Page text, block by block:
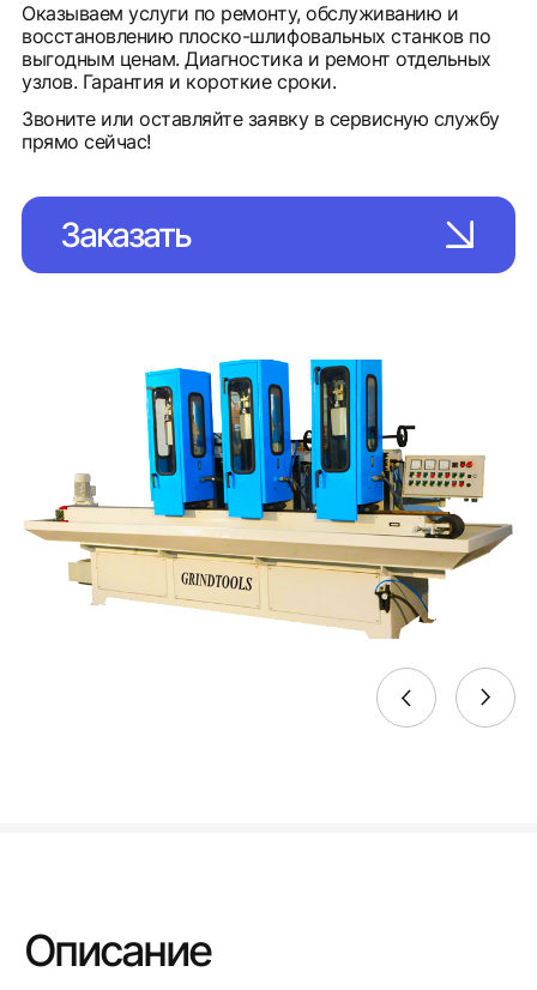
Оказываем услуги по ремонту, обслуживанию и
восстановлению плоско-шлифовальных станков по
выгодным ценам. Диагностика и ремонт отдельных
узлов. Гарантия и короткие сроки.
Звоните или оставляйте заявку в сервисную службу
прямо сейчас!
Заказать
Описание